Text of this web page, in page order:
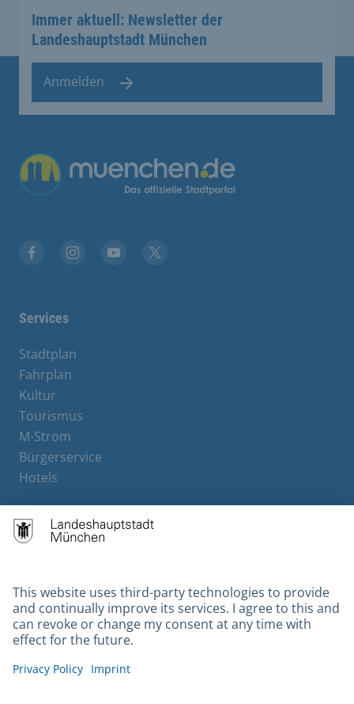
Immer aktuell: Newsletter der
Landeshauptstadt München
Anmelden
Übergreifende Links
Services
Stadtplan
Fahrplan
Kultur
Tourismus
M-Strom
Bürgerservice
Hotels
Contact
Leichte Sprache
Gebärdensprache
Datenschutz
Impressum